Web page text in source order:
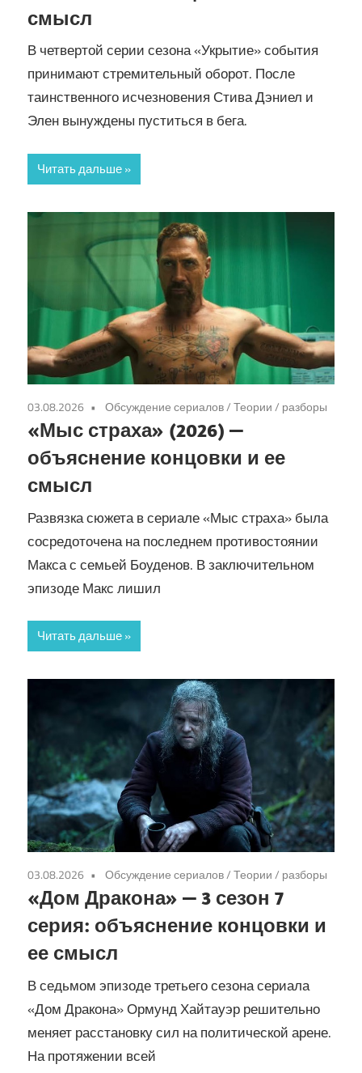
смысл
В четвертой серии сезона «Укрытие» события
принимают стремительный оборот. После
таинственного исчезновения Стива Дэниел и
Элен вынуждены пуститься в бега.
Читать дальше
03.08.2026 Обсуждение сериалов/Теории / разборы
«Мыс страха» (2026) —
объяснение концовки и ее
смысл
Развязка сюжета в сериале «Мыс страха» была
сосредоточена на последнем противостоянии
Макса с семьей Боуденов. В заключительном
эпизоде Макс лишил
Читать дальше
03.08.2026 Обсуждение сериалов/Теории / разборы
«Дом Дракона» — 3 сезон 7
серия: объяснение концовки и
ее смысл
В седьмом эпизоде третьего сезона сериала
«Дом Дракона» Ормунд Хайтауэр решительно
меняет расстановку сил на политической арене.
На протяжении всей